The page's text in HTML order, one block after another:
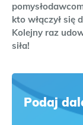
kto włączył się
Kolejny raz
siła!
Podaj